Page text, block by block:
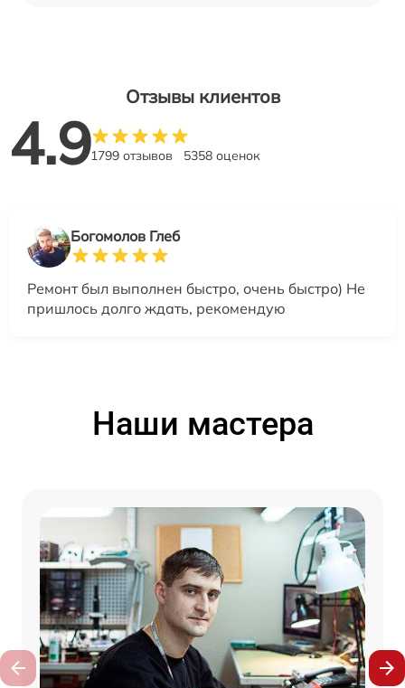
Отзывы клиентов
4.91799 отзывов 5358 оценок
Богомолов Глеб
Ремонт был выполнен быстро, очень быстро) Не
пришлось долго ждать, рекомендую
Наши мастера